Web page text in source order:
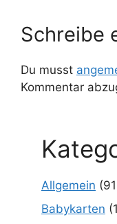
Schreibe
Du musst
Kommentar
Allgemein
Babykarten